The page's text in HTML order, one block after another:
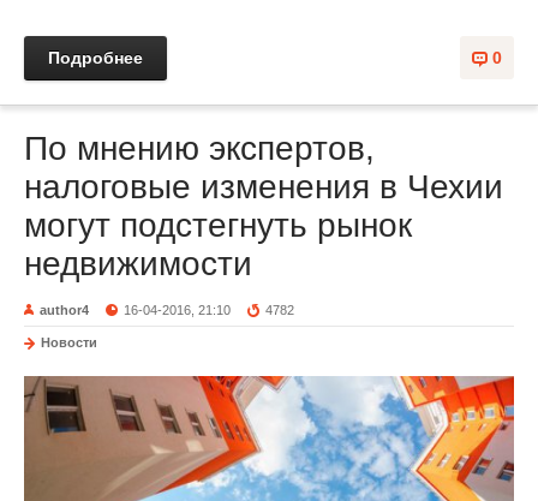
0
Подробнее
По мнению экспертов,
налоговые изменения в Чехии
могут подстегнуть рынок
недвижимости
author4 16-04-2016, 21:10 4782
Новости